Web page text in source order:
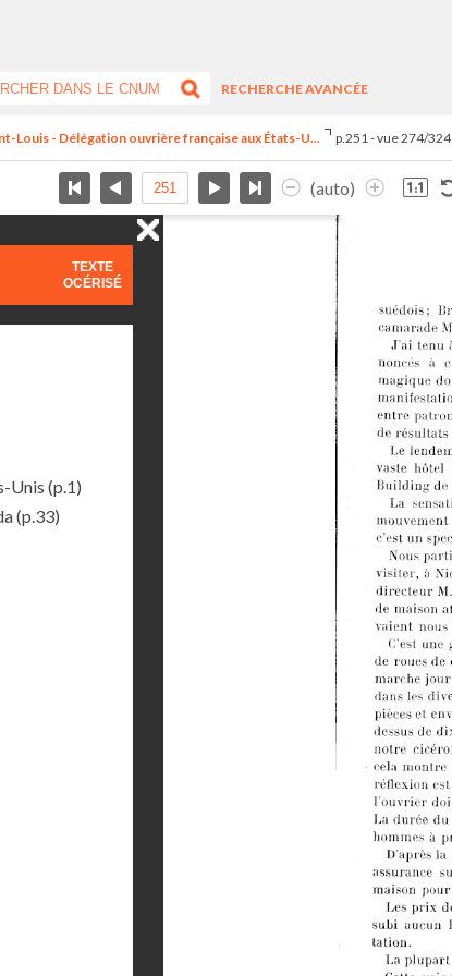
RECHERCHE AVANCÉE
Louis - Délégation ouvrière française aux États-U... p.251 - vue 274/324
(auto)
TEXTE
OCÉRISÉ
Unis (p.1)
(p.33)